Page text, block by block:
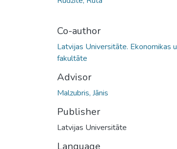
Co-author
Latvijas Universitāte. Ekonomikas
fakultāte
Advisor
Malzubris, Jānis
Publisher
Latvijas Universitāte
Language